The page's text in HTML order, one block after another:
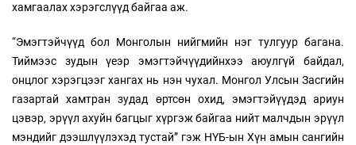
хамгаалах хэрэгслүүд байгаа аж.
“Эмэгтэйчүүд бол Монголын нийгмийн нэг тулгуур багана.
Тиймээс зудын үеэр эмэгтэйчүүдийнхээ аюулгүй байдал,
онцлог хэрэгцээг хангах нь нэн чухал. Монгол Улсын Засгийн
газартай хамтран зудад өртсөн охид, эмэгтэйүүдэд ариун
цэвэр, эрүүл ахуйн багцыг хүргэж байгаа нийт малчдын эрүүл
мэндийг дээшлүүлэхэд тустай” гэж НҮБ-ын Хүн амын сангийн